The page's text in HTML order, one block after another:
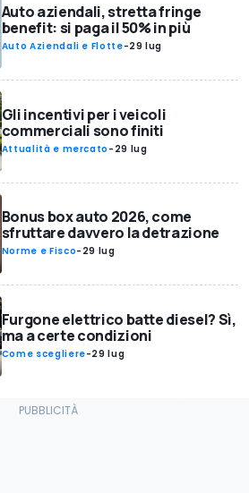
Auto aziendali, stretta fringe
benefit: si paga il 50% in più
Auto Aziendali e Flotte-29 lug
Gli incentivi per i veicoli
commerciali sono finiti
Attualità e mercato - 29 lug
Bonus box auto 2026, come
sfruttare davvero la detrazione
Norme e Fisco- 29 lug
Furgone elettrico batte diesel? Sì,
ma a certe condizioni
Come scegliere-29 lug